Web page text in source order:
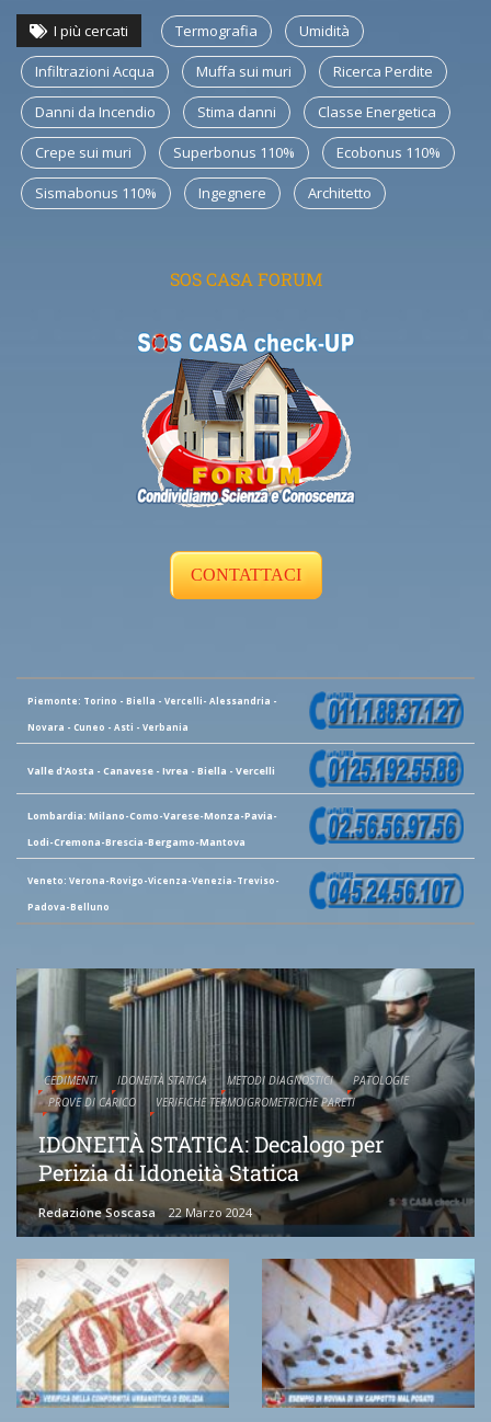
I più cercati Termografia Umidità
Infiltrazioni Acqua Muffa sui muri Ricerca Perdite
Danni da Incendio Stima danni Classe Energetica
Crepe sui muri Superbonus 110% Ecobonus 110%
Sismabonus 110% Ingegnere Architetto
SOS CASA FORUM
CONTATTACI
Piemonte: Torino - Biella - Vercelli- Alessandria -
Novara - Cuneo - Asti - Verbania
Valle d'Aosta - Canavese - Ivrea - Biella - Vercelli
Lombardia: Milano-Como-Varese-Monza-Pavia-
Lodi-Cremona-Brescia-Bergamo-Mantova
Veneto: Verona-Rovigo-Vicenza-Venezia-Treviso-
Padova-Belluno
CEDIMENTI IDONEITÀ STATICA METODI DIAGNOSTICI
PATOLOGIE
PROVE DI CARICO
VERIFICHE TERMOIGROMETRICHE PARETI
IDONEITÀ STATICA: Decalogo per
Perizia di Idoneità Statica
Redazione Soscasa 22 Marzo 2024